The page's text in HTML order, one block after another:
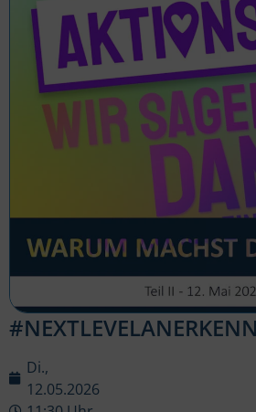
Di.,
12.05.2026